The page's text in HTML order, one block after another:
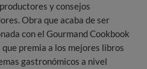
y consejos
Obra que acaba de ser
con el Gourmand Cookbook
premia a los mejores libros
gastronómicos a nivel